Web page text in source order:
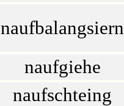
naufbalangsiern
naufgiehe
naufschteing